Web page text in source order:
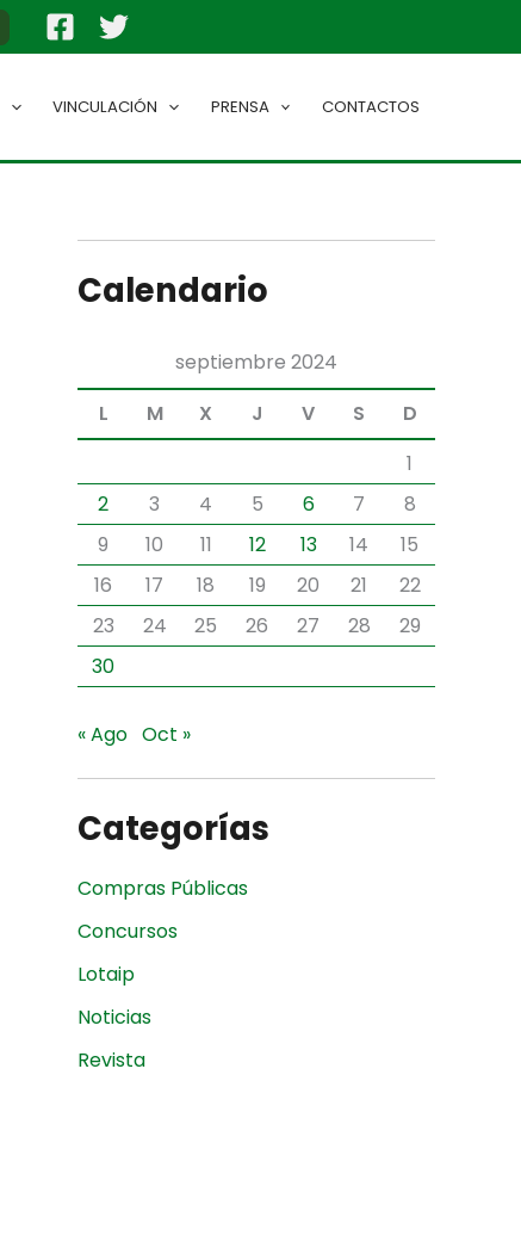
VINCULACIÓN PRENSA CONTACTOS
Calendario
septiembre 2024
L
M X J V S
D
1
2
3 4 5 6 7
8
9
10 11 12 13 14
15
16
17 18 19 20 21
22
23
24 25 26 27 28
29
30
« Ago Oct »
Categorías
Compras Públicas
Concursos
Lotaip
Noticias
Revista